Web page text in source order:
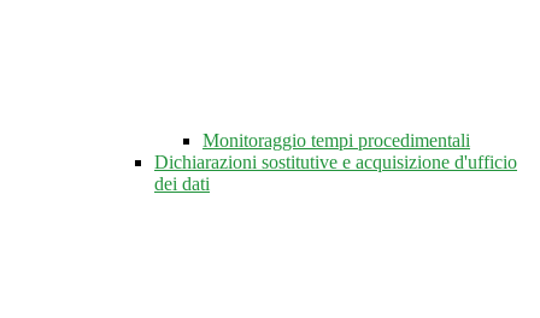
Monitoraggio tempi procedimentali
Dichiarazioni sostitutive e acquisizione d'ufficio
dei dati